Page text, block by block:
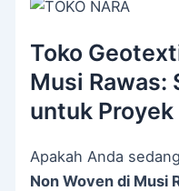
Toko
Musi Rawas:
untuk
Apakah Anda
Non Woven di Musi